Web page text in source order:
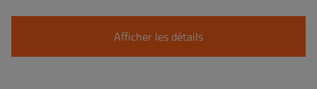
Afficher les détails